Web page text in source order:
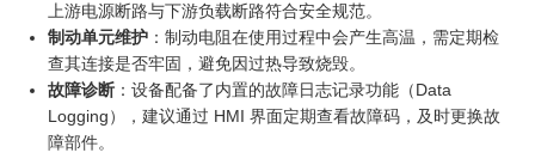
上游电源断路与下游负载断路符合安全规范。
制动单元维护 ：制动电阻在使用过程中会产生高温，需定期检
查其连接是否牢固，避免因过热导致烧毁。
故障诊断 ：设备配备了内置的故障日志记录功能（Data
Logging），建议通过 HMI 界面定期查看故障码，及时更换故
障部件。